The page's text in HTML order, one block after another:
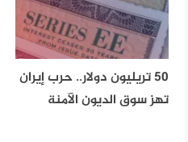
50 تريليون دولار.. حرب إيران
تهز سوق الديون الآمنة